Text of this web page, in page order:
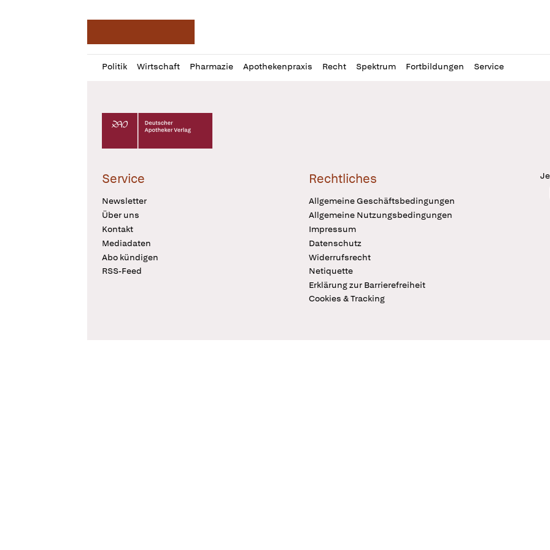
Politik Wirtschaft Pharmazie Apothekenpraxis Recht Spektrum Fortbildungen Service
Profil
öffnen
Daz
Pur
Deutscher Apotheker Verlag Logo
Service
Newsletter
Über uns
Kontakt
Mediadaten
Abo kündigen
RSS-Feed
Rechtliches
Allgemeine Geschäftsbedingungen
Allgemeine Nutzungsbedingungen
Impressum
Datenschutz
Widerrufsrecht
Netiquette
Erklärung zur Barrierefreiheit
Cookies & Tracking